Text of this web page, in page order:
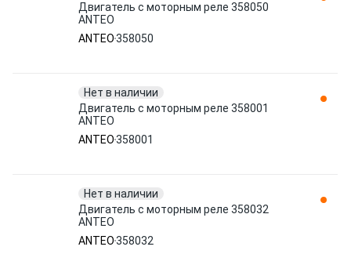
Двигатель с моторным реле 358050
ANTEO
ANTEO358050
Нет в наличии
Двигатель с моторным реле 358001
ANTEO
ANTEO358001
Нет в наличии
Двигатель с моторным реле 358032
ANTEO
ANTEO358032